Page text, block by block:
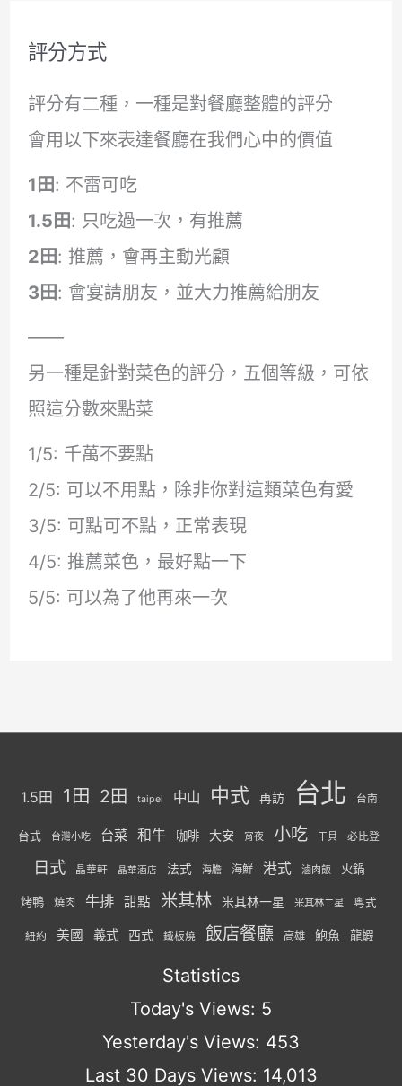
評分方式
評分有二種，一種是對餐廳整體的評分
會用以下來表達餐廳在我們心中的價值
1田: 不雷可吃
1.5田: 只吃過一次，有推薦
2田: 推薦，會再主動光顧
3田: 會宴請朋友，並大力推薦給朋友
——
另一種是針對菜色的評分，五個等級，可依
照這分數來點菜
1/5: 千萬不要點
2/5: 可以不用點，除非你對這類菜色有愛
3/5: 可點可不點，正常表現
4/5: 推薦菜色，最好點一下
5/5: 可以為了他再來一次
1.5田 1田 2田 taipei 中山 中式 再訪 台北 台南
台式 台灣小吃 台菜 和牛 咖啡 大安 宵夜 小吃 干貝 必比登
日式 晶華軒 晶華酒店 法式 海膽 海鮮 港式 滷肉飯 火鍋
烤鴨 燒肉 牛排 甜點 米其林 米其林一星 米其林二星 粵式
紐約 美國 義式 西式 鐵板燒 飯店餐廳 高雄 鮑魚 龍蝦
Statistics
Today's Views: 5
Yesterday's Views: 453
Last 30 Days Views: 14,013